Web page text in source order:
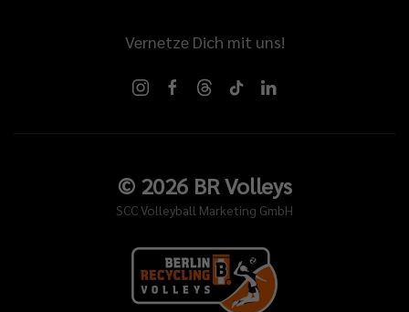
Vernetze Dich mit uns!
© 2026BR Volleys
SCC Volleyball Marketing GmbH